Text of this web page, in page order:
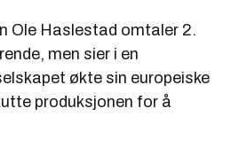
Ole Haslestad omtaler 2.
men sier i en
økte sin europeiske
produksjonen for å